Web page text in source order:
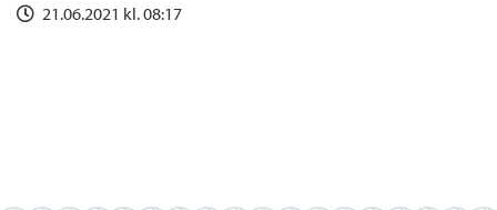
21.06.2021 kl. 08:17